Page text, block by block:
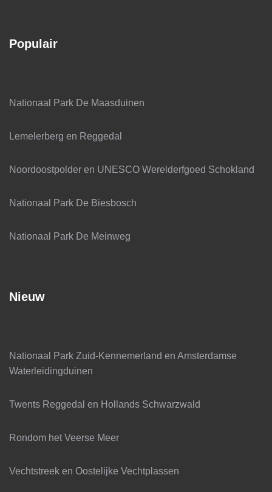
Populair
Nationaal Park De Maasduinen
Lemelerberg en Reggedal
Noordoostpolder en UNESCO Werelderfgoed Schokland
Nationaal Park De Biesbosch
Nationaal Park De Meinweg
Nieuw
Nationaal Park Zuid-Kennemerland en Amsterdamse
Waterleidingduinen
Twents Reggedal en Hollands Schwarzwald
Rondom het Veerse Meer
Vechtstreek en Oostelijke Vechtplassen